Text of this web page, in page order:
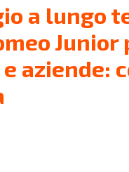
a lungo
Junior
aziende: